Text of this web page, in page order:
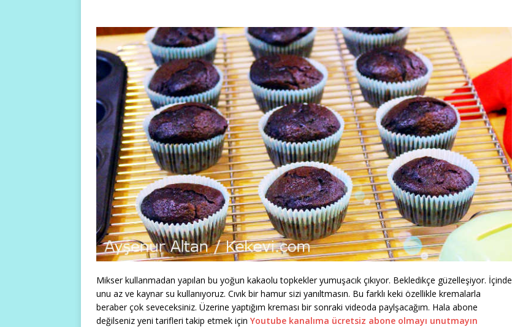
Mikser kullanmadan yapılan bu yoğun kakaolu topkekler yumuşacık çıkıyor. Bekledikçe güzelleşiyor. İçinde
unu az ve kaynar su kullanıyoruz. Cıvık bir hamur sizi yanıltmasın. Bu farklı keki özellikle kremalarla
beraber çok seveceksiniz. Üzerine yaptığım kreması bir sonraki videoda paylşacağım. Hala abone
değilseniz yeni tarifleri takip etmek için Youtube kanalıma ücretsiz abone olmayı unutmayın